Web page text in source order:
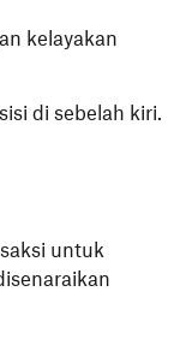
kelayakan
di sebelah kiri.
untuk